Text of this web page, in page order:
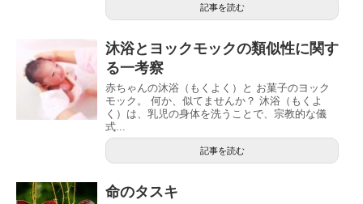
記事を読む
沐浴とヨックモックの類似性に関す
る一考察
赤ちゃんの沐浴（もくよく）と お菓子のヨック
モック。 何か、似てませんか？ 沐浴（もくよ
く）は、乳児の身体を洗うことで、宗教的な儀
式...
記事を読む
命のタスキ